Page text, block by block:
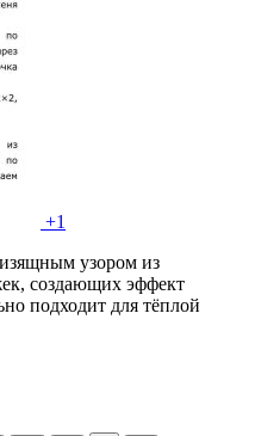
+1
узором из
создающих эффект
подходит для тёплой